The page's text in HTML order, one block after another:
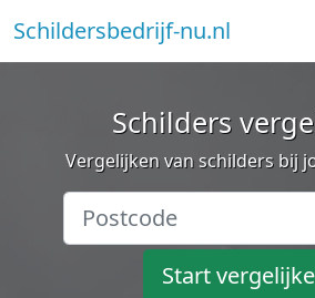
Schildersbedrijf-nu.nl
Schilders
Vergelijken van schilders bij
Start